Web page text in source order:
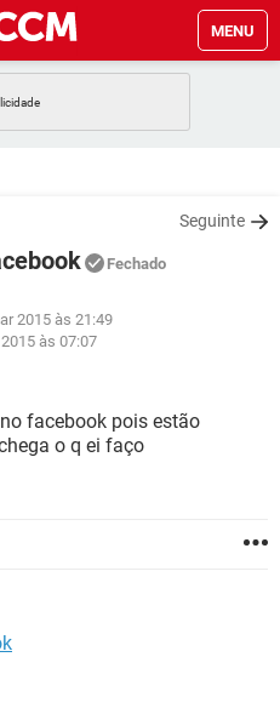
MENU
GMAIL
GMAIL
WHATSAPP
EXCEL
WHATSAPP
GMAIL
FACEBOOK
Seguinte
Fechado
2015 às 21:49
às 07:07
facebook pois estão
o q ei faço